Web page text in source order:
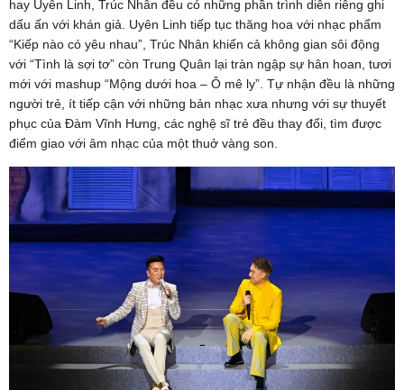
hay Uyên Linh, Trúc Nhân đều có những phần trình diễn riêng ghi
dấu ấn với khán giả. Uyên Linh tiếp tục thăng hoa với nhạc phẩm
“Kiếp nào có yêu nhau”, Trúc Nhân khiến cả không gian sôi động
với “Tình là sợi tơ” còn Trung Quân lại tràn ngập sự hân hoan, tươi
mới với mashup “Mộng dưới hoa – Ô mê ly”. Tự nhận đều là những
người trẻ, ít tiếp cận với những bản nhạc xưa nhưng với sự thuyết
phục của Đàm Vĩnh Hưng, các nghệ sĩ trẻ đều thay đổi, tìm được
điểm giao với âm nhạc của một thuở vàng son.